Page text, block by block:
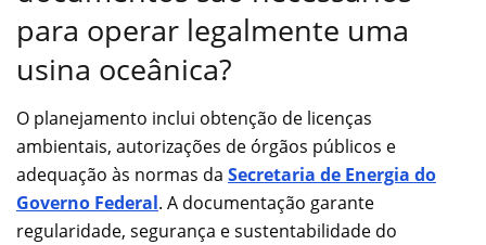
para operar legalmente uma
usina oceânica?
O planejamento inclui obtenção de licenças
ambientais, autorizações de órgãos públicos e
adequação às normas da Secretaria de Energia do
Governo Federal. A documentação garante
regularidade, segurança e sustentabilidade do